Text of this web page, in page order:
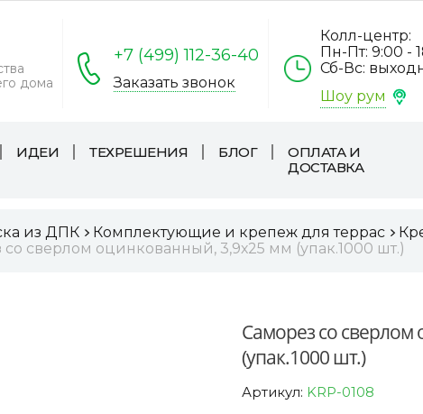
дома
+7 (499) 112-36-40
Заказать звонок
Колл-центр:
Пн-Пт: 9:00 -
Сб-Вс:
Шоу рум
ИДЕИ ТЕХРЕШЕНИЯ БЛОГ
ОПЛАТА И
ДОСТАВКА
из ДПК Комплектующие и крепеж для террас
со сверлом оцинкованный, 3,9х25 мм (упак.1000 шт.)
Саморез со
(упак.1000 шт.)
Артикул: KRP-0108